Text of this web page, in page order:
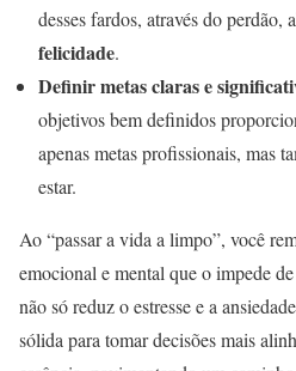
desses fardos, através do perdão,
felicidade.
Definir metas claras e
objetivos bem definidos
apenas metas profissionais, mas
estar.
Ao “passar a vida a limpo”, você
emocional e mental que o impede
não só reduz o estresse e a
sólida para tomar decisões mais